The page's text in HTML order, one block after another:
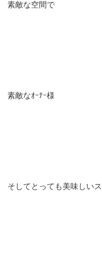
素敵な空間で
素敵なｵｰﾅｰ様
そしてとっても美味しい